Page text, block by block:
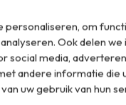
personaliseren, om
Ook delen
social media,
andere informatie die
uw gebruik van hun
De
je wilt gewoon